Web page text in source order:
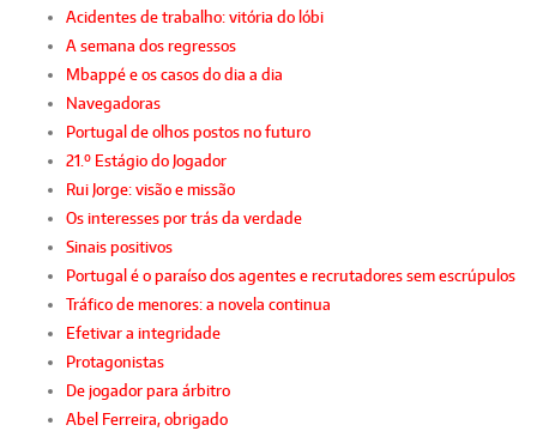
Acidentes de trabalho: vitória do lóbi
A semana dos regressos
Mbappé e os casos do dia a dia
Navegadoras
Portugal de olhos postos no futuro
21.º Estágio do Jogador
Rui Jorge: visão e missão
Os interesses por trás da verdade
Sinais positivos
Portugal é o paraíso dos agentes e recrutadores sem escrúpulos
Tráfico de menores: a novela continua
Efetivar a integridade
Protagonistas
De jogador para árbitro
Abel Ferreira, obrigado